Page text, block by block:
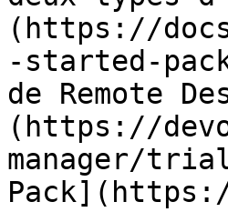
(https://
-started-
de Remote
(https://
manager/